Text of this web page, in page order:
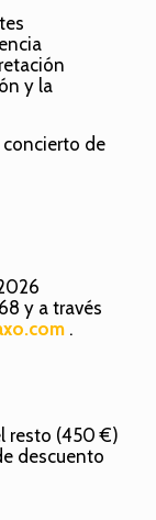
y la
concierto de
y a través
.
resto (450 €)
descuento